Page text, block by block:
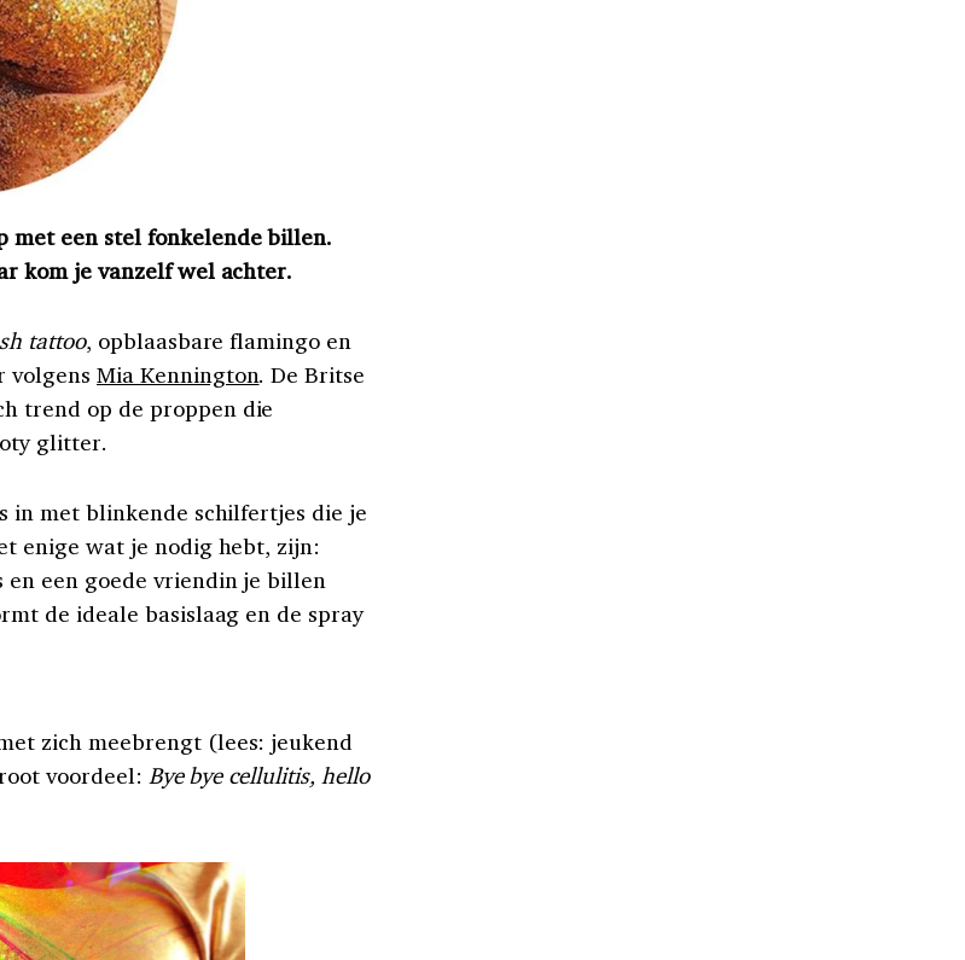
met een stel fonkelende billen.
kom je vanzelf wel achter.
tattoo, opblaasbare flamingo en
volgensMia Kennington. De Britse
trend op de proppen die
glitter.
in met blinkende schilfertjes die je
enige wat je nodig hebt, zijn:
en een goede vriendin je billen
de ideale basislaag en de spray
zich meebrengt (lees: jeukend
voordeel: Bye bye cellulitis, hello